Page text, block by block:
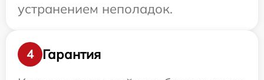
устранением неполадок.
4
Гарантия